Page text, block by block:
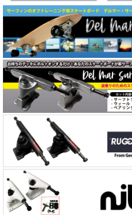
Carver（カーバー）
Carver（カーバー）コンプリート
Carver（カーバー）トラック
Caver（カーバー）パーツ
Randal（ランダル）
Seismic（セイスミック）
Independent（Indy）
Soularc Skate